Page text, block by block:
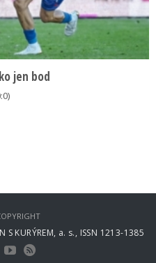
jen bod
S KURÝREM, a. s., ISSN 1213-1385